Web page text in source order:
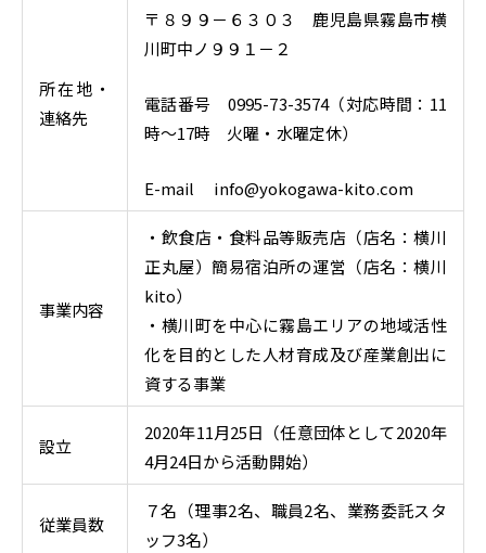
所在地・
連絡先
〒８９９－６３０３ 鹿児島県霧島市横
川町中ノ９９１－２
電話番号 0995-73-3574（対応時間：11
時～17時 火曜・水曜定休）
E-mail info@yokogawa-kito.com
事業内容
・飲食店・食料品等販売店（店名：横川
正丸屋）簡易宿泊所の運営（店名：横川
kito）
・横川町を中心に霧島エリアの地域活性
化を目的とした人材育成及び産業創出に
資する事業
設立
2020年11月25日（任意団体として2020年
4月24日から活動開始）
従業員数
７名（理事2名、職員2名、業務委託スタ
ッフ3名）